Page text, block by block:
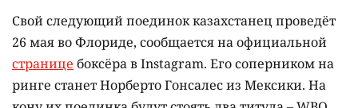
Свой следующий поединок казахстанец проведёт
26 мая во Флориде, сообщается на официальной
странице боксёра в Instagram. Его соперником на
ринге станет Норберто Гонсалес из Мексики. На